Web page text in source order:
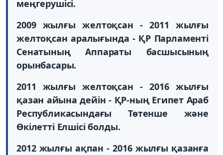
меңгерушісі.
2009 жылғы желтоқсан - 2011 жылғы
желтоқсан аралығында - ҚР Парламенті
Сенатының Аппараты басшысының
орынбасары.
2011 жылғы желтоқсан - 2016 жылғы
қазан айына дейін - ҚР-ның Египет Араб
Республикасындағы Төтенше және
Өкілетті Елшісі болды.
2012 жылғы ақпан - 2016 жылғы қазанға